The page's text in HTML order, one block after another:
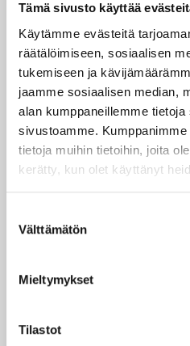
Tämä sivusto käyttää
Käytämme evästeitä
räätälöimiseen, sosiaalisen
tukemiseen ja
jaamme sosiaalisen median,
alan kumppaneillemme
sivustoamme.
tietoja muihin tietoihin, joita
kerätty, kun olet käyttänyt
valinta
Välttämätön
Mieltymykset
Tilastot
10.02.2025
Black Friday &
29.11.2024